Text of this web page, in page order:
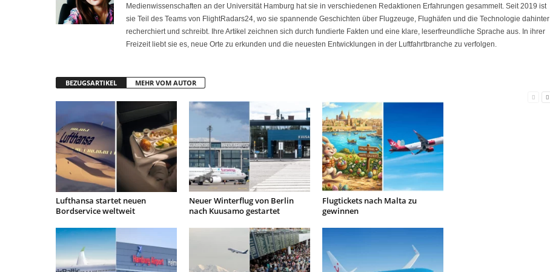
Medienwissenschaften an der Universität Hamburg hat sie in verschiedenen Redaktionen Erfahrungen gesammelt. Seit 2019 ist
sie Teil des Teams von FlightRadars24, wo sie spannende Geschichten über Flugzeuge, Flughäfen und die Technologie dahinter
recherchiert und schreibt. Ihre Artikel zeichnen sich durch fundierte Fakten und eine klare, leserfreundliche Sprache aus. In ihrer
Freizeit liebt sie es, neue Orte zu erkunden und die neuesten Entwicklungen in der Luftfahrtbranche zu verfolgen.
BEZUGSARTIKEL MEHR VOM AUTOR
Lufthansa startet neuen
Bordservice weltweit
Neuer Winterflug von Berlin
nach Kuusamo gestartet
Flugtickets nach Malta zu
gewinnen